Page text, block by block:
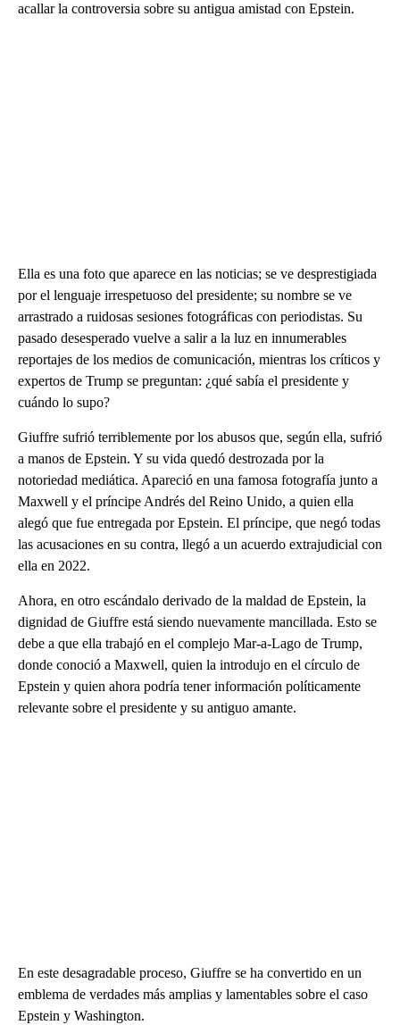
acallar la controversia sobre su antigua amistad con Epstein.
Ella es una foto que aparece en las noticias; se ve desprestigiada
por el lenguaje irrespetuoso del presidente; su nombre se ve
arrastrado a ruidosas sesiones fotográficas con periodistas. Su
pasado desesperado vuelve a salir a la luz en innumerables
reportajes de los medios de comunicación, mientras los críticos y
expertos de Trump se preguntan: ¿qué sabía el presidente y
cuándo lo supo?
Giuffre sufrió terriblemente por los abusos que, según ella, sufrió
a manos de Epstein. Y su vida quedó destrozada por la
notoriedad mediática. Apareció en una famosa fotografía junto a
Maxwell y el príncipe Andrés del Reino Unido, a quien ella
alegó que fue entregada por Epstein. El príncipe, que negó todas
las acusaciones en su contra, llegó a un acuerdo extrajudicial con
ella en 2022.
Ahora, en otro escándalo derivado de la maldad de Epstein, la
dignidad de Giuffre está siendo nuevamente mancillada. Esto se
debe a que ella trabajó en el complejo Mar-a-Lago de Trump,
donde conoció a Maxwell, quien la introdujo en el círculo de
Epstein y quien ahora podría tener información políticamente
relevante sobre el presidente y su antiguo amante.
En este desagradable proceso, Giuffre se ha convertido en un
emblema de verdades más amplias y lamentables sobre el caso
Epstein y Washington.